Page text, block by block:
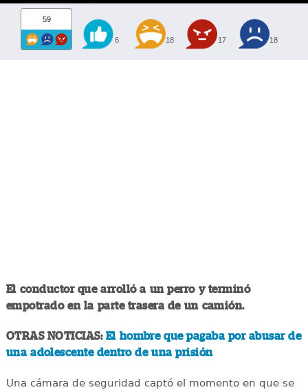
59
6 18 17 18
El conductor que arrolló a un perro y terminó
empotrado en la parte trasera de un camión.
OTRAS NOTICIAS: El hombre que pagaba por abusar de
una adolescente dentro de una prisión
Una cámara de seguridad captó el momento en que se